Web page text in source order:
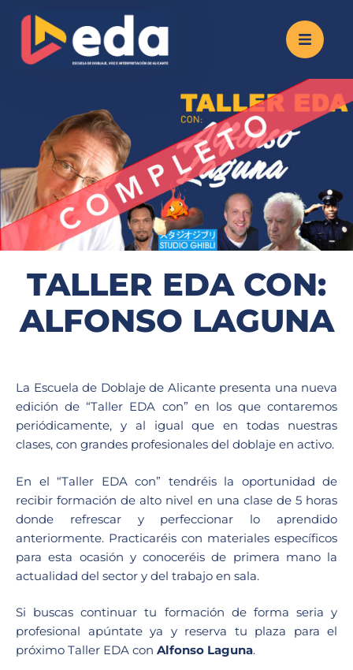
TALLER EDA CON:
ALFONSO LAGUNA
La Escuela de Doblaje de Alicante presenta una nueva
edición de “Taller EDA con” en los que contaremos
periódicamente, y al igual que en todas nuestras
clases, con grandes profesionales del doblaje en activo.
En el “Taller EDA con” tendréis la oportunidad de
recibir formación de alto nivel en una clase de 5 horas
donde refrescar y perfeccionar lo aprendido
anteriormente. Practicaréis con materiales específicos
para esta ocasión y conoceréis de primera mano la
actualidad del sector y del trabajo en sala.
Si buscas continuar tu formación de forma seria y
profesional apúntate ya y reserva tu plaza para el
próximo Taller EDA con Alfonso Laguna.